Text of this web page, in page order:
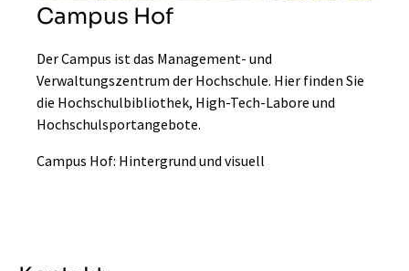
Campus Hof
Der Campus ist das Management- und
Verwaltungszentrum der Hochschule. Hier finden Sie
die Hochschulbibliothek, High-Tech-Labore und
Hochschulsportangebote.
Campus Hof: Hintergrund und visuell